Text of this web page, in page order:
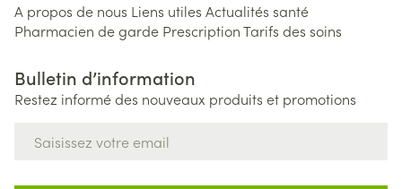
A propos de nous Liens utiles Actualités santé
Pharmacien de garde PrescriptionTarifs des soins
Bulletin d’information
Restez informé des nouveaux produits et promotions